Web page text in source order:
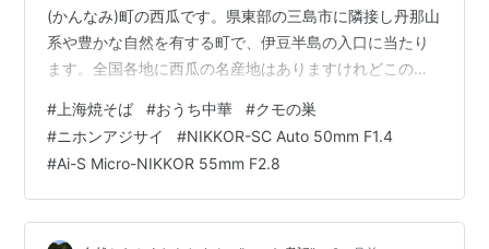
(かんなみ)町の西瓜です。県東部の三島市に隣接し丹那山
系や豊かな自然を有する町で、伊豆半島の入口に当たり
ます。全国各地に西瓜の名産地はありますけれどこの函
が盛んで「平井の西瓜」としてブランドを確立している
のですよ。 函南平井西瓜フツーの西瓜に比べお値段は三
割ほど高めですが、糖度が12度って特筆すべき値ですよ
ね。この日は購入してきたばかりでしたので先ずは冷蔵
庫でじっくり冷してから楽しむことにします。（翌日い
# 上海焼そば #おうち中華 #クモの巣
#ニホンアジサイ #NIKKOR-SC Auto 50mm F1.4
#Ai-S Micro-NIKKOR 55mm F2.8